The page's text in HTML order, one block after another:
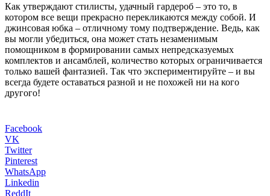
Как утверждают стилисты, удачный гардероб – это то, в
котором все вещи прекрасно перекликаются между собой. И
джинсовая юбка – отличному тому подтверждение. Ведь, как
вы могли убедиться, она может стать незаменимым
помощником в формировании самых непредсказуемых
комплектов и ансамблей, количество которых ограничивается
только вашей фантазией. Так что экспериментируйте – и вы
всегда будете оставаться разной и не похожей ни на кого
другого!
Facebook
VK
Twitter
Pinterest
WhatsApp
Linkedin
ReddIt